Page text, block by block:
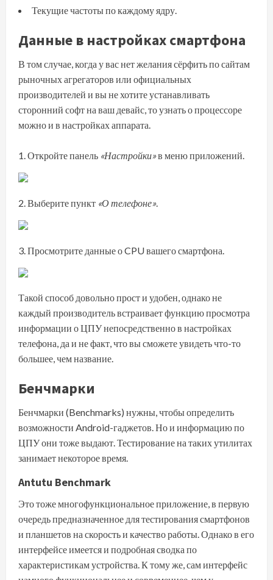
Текущие частоты по каждому ядру.
Данные в настройках смартфона
В том случае, когда у вас нет желания сёрфить по сайтам
рыночных агрегаторов или официальных
производителей и вы не хотите устанавливать
сторонний софт на ваш девайс, то узнать о процессоре
можно и в настройках аппарата.
Откройте панель «Настройки»в меню приложений.
Выберите пункт «О телефоне».
Просмотрите данные о CPU вашего смартфона.
Такой способ довольно прост и удобен, однако не
каждый производитель встраивает функцию просмотра
информации о ЦПУ непосредственно в настройках
телефона, да и не факт, что вы сможете увидеть что-то
большее, чем название.
Бенчмарки
Бенчмарки (Benchmarks) нужны, чтобы определить
возможности Android-гаджетов. Но и информацию по
ЦПУ они тоже выдают. Тестирование на таких утилитах
занимает некоторое время.
Antutu Benchmark
Это тоже многофункциональное приложение, в первую
очередь предназначенное для тестирования смартфонов
и планшетов на скорость и качество работы. Однако в его
интерфейсе имеется и подробная сводка по
характеристикам устройства. К тому же, сам интерфейс